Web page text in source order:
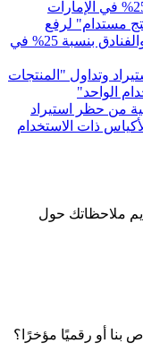
مستدام" لرفع
استخدام المنتج المحلي في قطاع المطاعم والفنادق بنسبة 25%؜ في
من حظر استيراد
ذات الاستخدام
ملاحظاتك حول
بنا أو رقميًا مؤخرًا؟